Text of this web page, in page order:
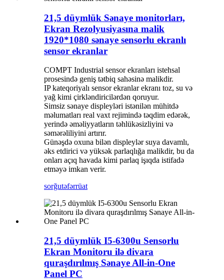
21,5 düymlük Sənaye monitorları,
Ekran Rezolyusiyasına malik
1920*1080 sənaye sensorlu ekranlı
sensor ekranlar
COMPT Industrial sensor ekranları istehsal
prosesində geniş tətbiq sahəsinə malikdir.
IP kateqoriyalı sensor ekranlar ekranı toz, su və
yağ kimi çirkləndiricilərdən qoruyur.
Simsiz sənaye displeyləri istənilən mühitdə
məlumatları real vaxt rejimində təqdim edərək,
yerində əməliyyatların təhlükəsizliyini və
səmərəliliyini artırır.
Günəşdə oxuna bilən displeylər suya davamlı,
əks etdirici və yüksək parlaqlığa malikdir, bu da
onları açıq havada kimi parlaq işıqda istifadə
etməyə imkan verir.
sorğutəfərrüat
21,5 düymlük I5-6300u Sensorlu
Ekran Monitoru ilə divara
quraşdırılmış Sənaye All-in-One
Panel PC